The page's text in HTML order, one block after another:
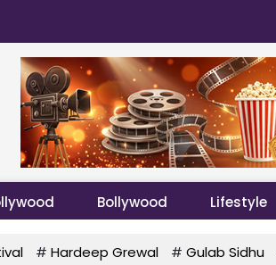
Bollywood Lifestyle
# Hardeep Grewal # Gulab Sidhu